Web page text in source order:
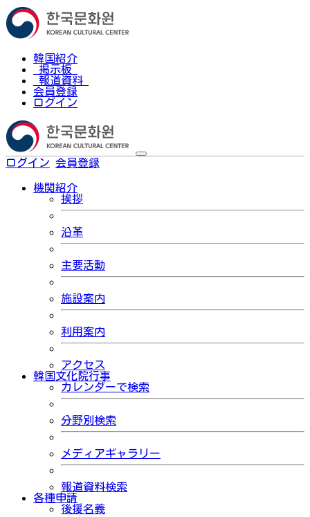
韓国紹介
掲示板
報道資料
会員登録
ログイン
ログイン 会員登録
機関紹介
挨拶
沿革
主要活動
施設案内
利用案内
アクセス
韓国文化院行事
カレンダーで検索
分野別検索
メディアギャラリー
報道資料検索
各種申請
後援名義